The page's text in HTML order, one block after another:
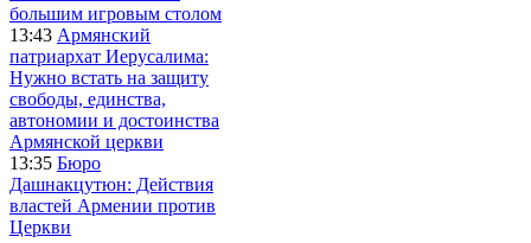
большим игровым столом
13:43 Армянский
патриархат Иерусалима:
Нужно встать на защиту
свободы, единства,
автономии и достоинства
Армянской церкви
13:35 Бюро
Дашнакцутюн: Действия
властей Армении против
Церкви